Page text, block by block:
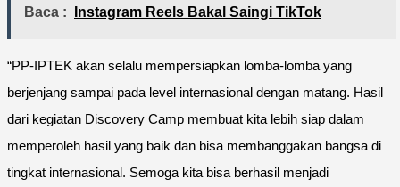
Baca : Instagram Reels Bakal Saingi TikTok
“PP-IPTEK akan selalu mempersiapkan lomba-lomba yang
berjenjang sampai pada level internasional dengan matang. Hasil
dari kegiatan Discovery Camp membuat kita lebih siap dalam
memperoleh hasil yang baik dan bisa membanggakan bangsa di
tingkat internasional. Semoga kita bisa berhasil menjadi